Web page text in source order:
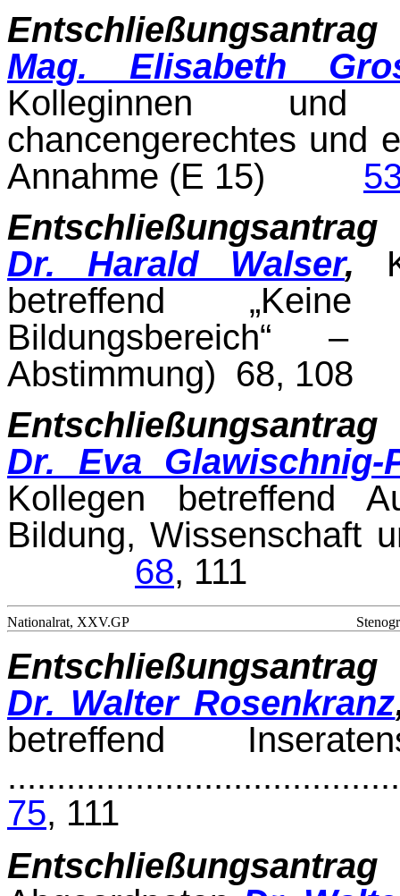
Entschließungsantrag
Mag. Elisabeth
Kolleginnen und
chancengerechtes und
Annahme (E 15)
Entschließungsantrag
Dr. Harald Walser,
betreffend
Bildungsbereich“ –
Abstimmung) 68, 108
Entschließungsantrag
Dr. Eva Glawischnig-
Kollegen betreffend
Bildung, Wissen­schaft
68, 111
Nationalrat, XXV.GP
Entschließungsantrag
Dr. Walter Rosenkranz
betreffend
75, 111